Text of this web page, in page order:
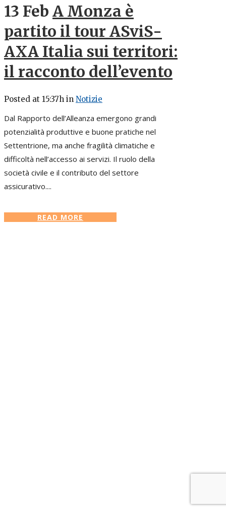
13 Feb A Monza è
partito il tour ASviS-
AXA Italia sui territori:
il racconto dell’evento
Posted at 15:37h in Notizie
Dal Rapporto dell’Alleanza emergono grandi
potenzialità produttive e buone pratiche nel
Settentrione, ma anche fragilità climatiche e
difficoltà nell’accesso ai servizi. Il ruolo della
società civile e il contributo del settore
assicurativo....
READ MORE